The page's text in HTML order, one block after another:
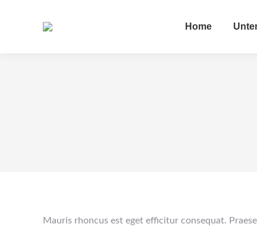
Home
Mauris rhoncus est eget efficitur consequat.